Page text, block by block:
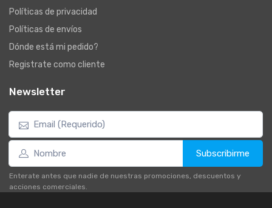
Políticas de privacidad
Políticas de envíos
Dónde está mi pedido?
Registrate como cliente
Newsletter
Subscribirme
Enterate antes que nadie de nuestras promociones, descuentos y
acciones comerciales.